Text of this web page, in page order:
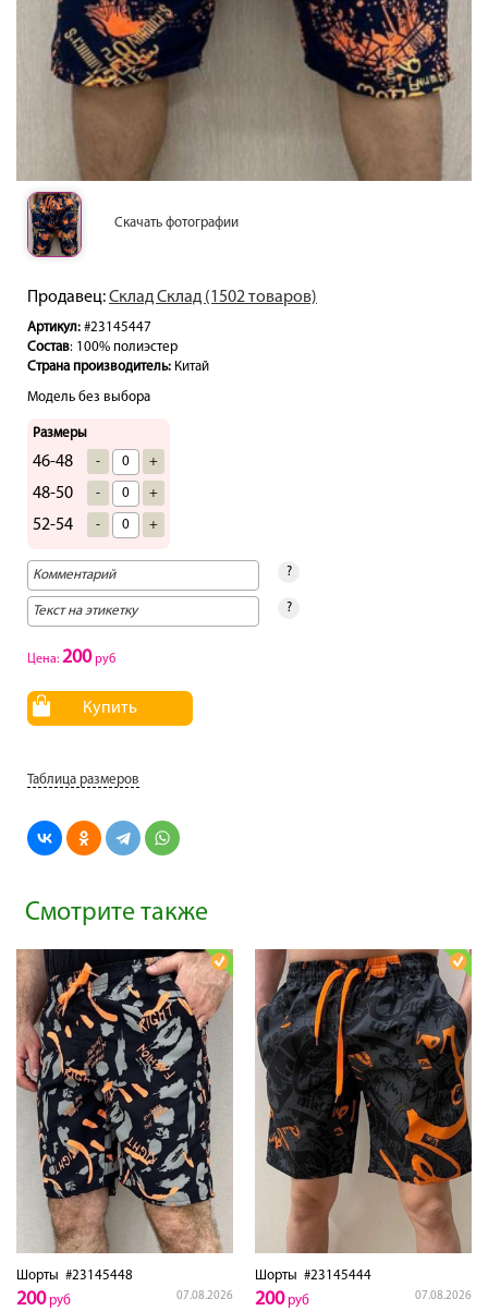
Скачать фотографии
Продавец:Склад Склад (1502 товаров)
Артикул: #23145447
Состав: 100% полиэстер
Страна производитель: Китай
Модель без выбора
Размеры
46-48 - +
48-50 - +
52-54 - +
?
?
Цена: 200руб
Купить
Таблица размеров
Смотрите также
Шорты #23145448
07.08.2026
200руб
Шорты #23145444
07.08.2026
200руб